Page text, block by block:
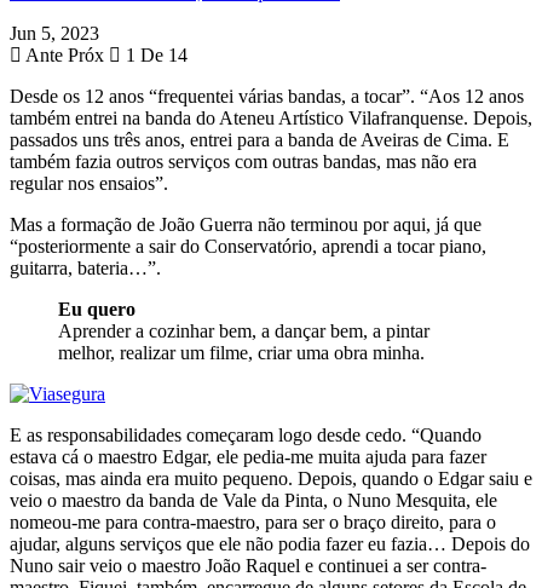
Jun 5, 2023
Ante Próx
1 De 14
Desde os 12 anos “frequentei várias bandas, a tocar”. “Aos 12 anos
também entrei na banda do Ateneu Artístico Vilafranquense. Depois,
passados uns três anos, entrei para a banda de Aveiras de Cima. E
também fazia outros serviços com outras bandas, mas não era
regular nos ensaios”.
Mas a formação de João Guerra não terminou por aqui, já que
“posteriormente a sair do Conservatório, aprendi a tocar piano,
guitarra, bateria…”.
Eu quero
Aprender a cozinhar bem, a dançar bem, a pintar
melhor, realizar um filme, criar uma obra minha.
E as responsabilidades começaram logo desde cedo. “Quando
estava cá o maestro Edgar, ele pedia-me muita ajuda para fazer
coisas, mas ainda era muito pequeno. Depois, quando o Edgar saiu e
veio o maestro da banda de Vale da Pinta, o Nuno Mesquita, ele
nomeou-me para contra-maestro, para ser o braço direito, para o
ajudar, alguns serviços que ele não podia fazer eu fazia… Depois do
Nuno sair veio o maestro João Raquel e continuei a ser contra-